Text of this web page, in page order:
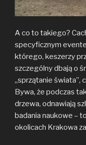
A co to takiego?
specyficznym
którego, keszerzy
szczególny dbają o
„sprzątanie świata”,
Bywa, że podczas
drzewa, odnawiają
badania naukowe –
okolicach Krakowa